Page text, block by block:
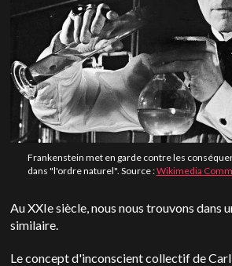
Frankenstein met en garde contre les
dans "l'ordre naturel". Source :Wikimedia
Au XXIe siècle, nous nous trouvons dans
similaire.
Le concept d'inconscient collectif de